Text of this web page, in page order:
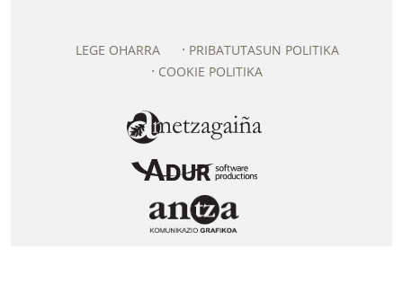
LEGE OHARRA
PRIBATUTASUN POLITIKA
COOKIE POLITIKA